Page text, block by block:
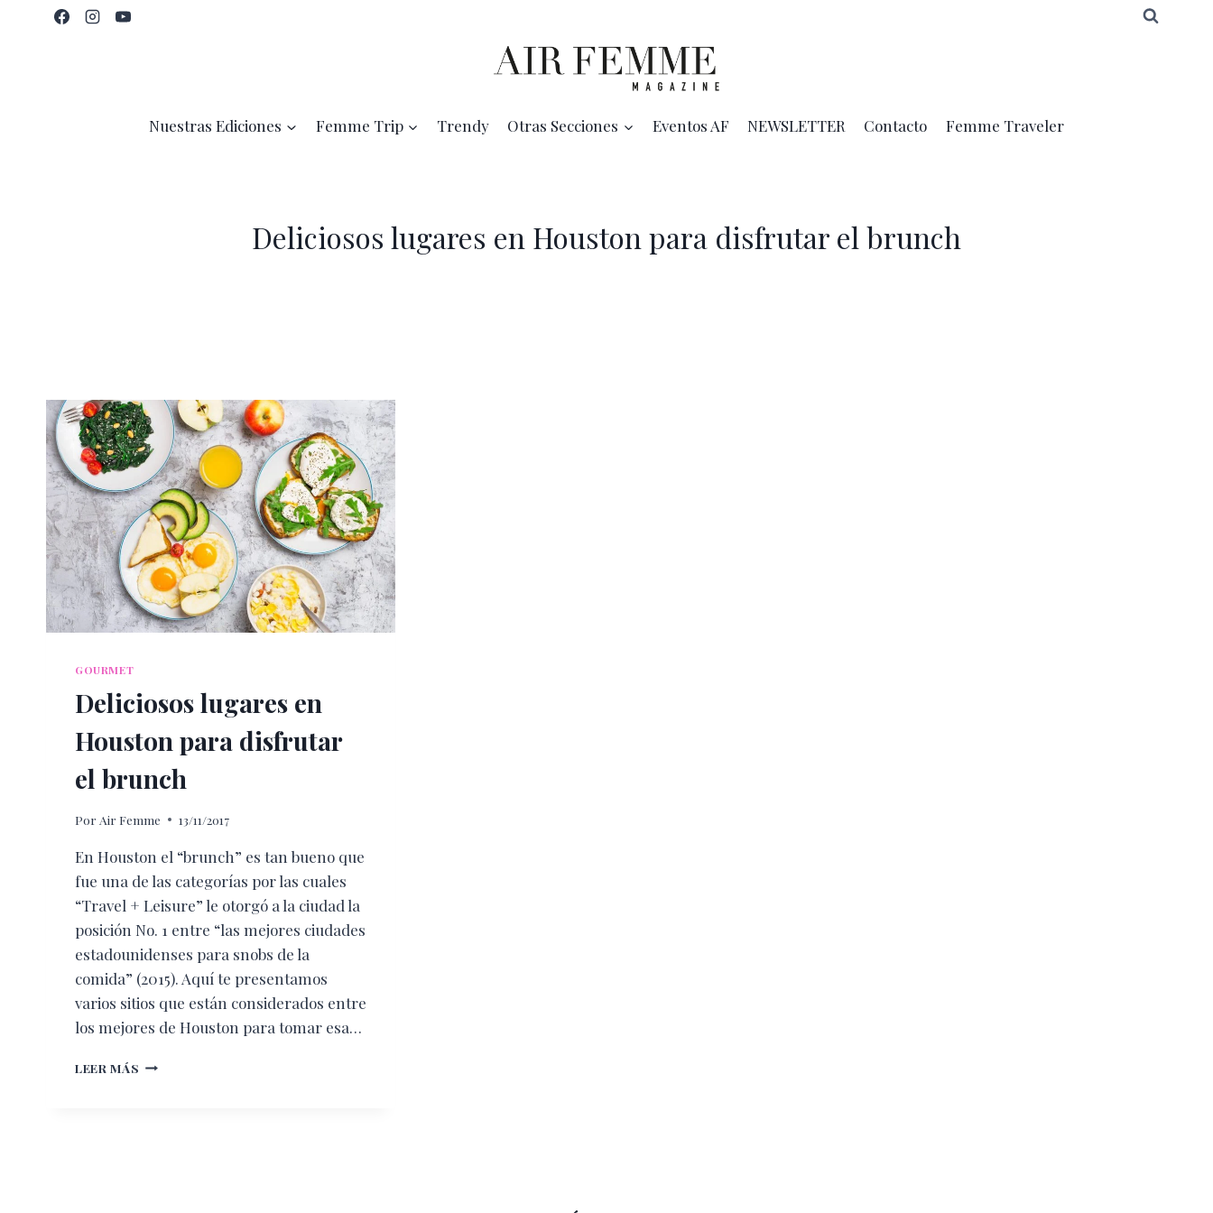
Nuestras Ediciones Femme Trip Trendy Otras Secciones Eventos AF NEWSLETTER Contacto Femme Traveler
Deliciosos lugares en Houston para disfrutar el brunch
GOURMET
Deliciosos lugares en
Houston para disfrutar
el brunch
Por Air Femme 13/11/2017
En Houston el “brunch” es tan bueno que
fue una de las categorías por las cuales
“Travel + Leisure” le otorgó a la ciudad la
posición No. 1 entre “las mejores ciudades
estadounidenses para snobs de la
comida” (2015). Aquí te presentamos
varios sitios que están considerados entre
los mejores de Houston para tomar esa…
LEER MÁS DELICIOSOS